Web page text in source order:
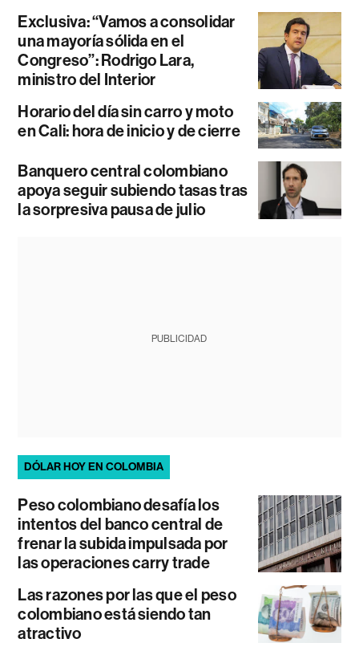
Exclusiva: “Vamos a consolidar
una mayoría sólida en el
Congreso”: Rodrigo Lara,
ministro del Interior
Horario del día sin carro y moto
en Cali: hora de inicio y de cierre
Banquero central colombiano
apoya seguir subiendo tasas tras
la sorpresiva pausa de julio
PUBLICIDAD
DÓLAR HOY EN COLOMBIA
Peso colombiano desafía los
intentos del banco central de
frenar la subida impulsada por
las operaciones carry trade
Las razones por las que el peso
colombiano está siendo tan
atractivo